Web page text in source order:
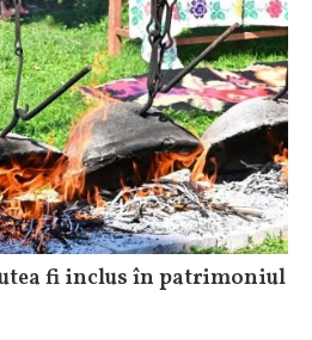
fi inclus în patrimoniul